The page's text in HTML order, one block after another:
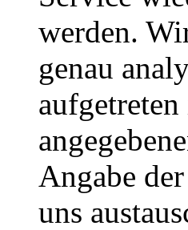
werden.
genau
Angabe
uns